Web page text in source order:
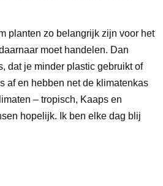
planten zo belangrijk zijn voor het
moet handelen. Dan
dat je minder plastic gebruikt of
af en hebben net de klimatenkas
– tropisch, Kaaps en
hopelijk. Ik ben elke dag blij